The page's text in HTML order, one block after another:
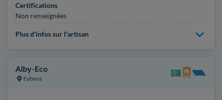
Certifications
Non renseignées
Plus d'infos sur l'artisan
Alby-Eco
Eybens